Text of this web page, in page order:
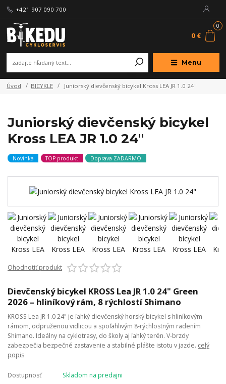
Menu
+421 907 090 700
0
0 €
Úvod BICYKLE Juniorský dievčenský bicykel Kross LEA JR 1.0 24"
Juniorský dievčenský bicykel
Kross LEA JR 1.0 24"
Novinka TOP produkt Doprava ZADARMO
Ohodnotiť produkt
Dievčenský bicykel KROSS Lea JR 1.0 24" Green
2026 – hliníkový rám, 8 rýchlostí Shimano
KROSS Lea JR 1.0 24" je ľahký dievčenský horský bicykel s hliníkovým
rámom, odpruženou vidlicou a spoľahlivým 8-rýchlostným radením
Shimano. Ideálny na cyklotrasy, do školy aj ľahký terén. V-brzdy
zabezpečia bezpečné zastavenie a stabilné plášte istotu v jazde. celý
popis
Dostupnosť Skladom na predajni